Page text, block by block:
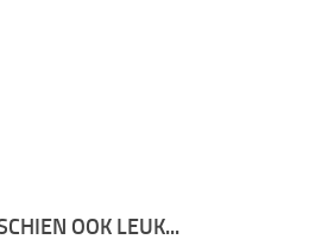
OOK LEUK...